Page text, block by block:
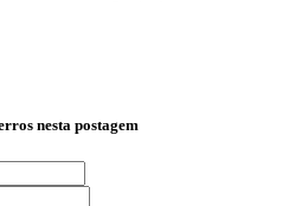
nesta postagem